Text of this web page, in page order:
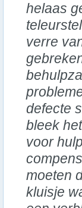
helaas
verre
defecte
bleek
voor
moeten
kluisje